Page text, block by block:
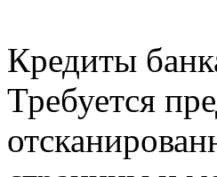
Кредиты
Требуется